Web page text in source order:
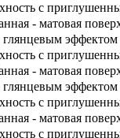
с
- матовая
глянцевым эффектом
с
- матовая
глянцевым эффектом
с
- матовая
с